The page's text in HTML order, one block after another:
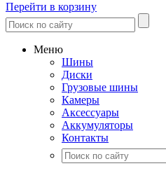
Перейти в корзину
Меню
Шины
Диски
Грузовые шины
Камеры
Аксессуары
Аккумуляторы
Контакты